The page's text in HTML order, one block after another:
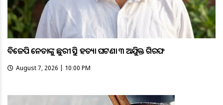
ବିଜେପି ନେତାଙ୍କୁ ଛୁରୀ ଭୁସି ହତ୍ୟା ଘଟଣା ୩ ଅଭିଯୁକ୍ତ ଗିରଫ
August 7, 2026 | 10:00 PM